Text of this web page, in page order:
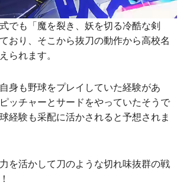
でも「魔を裂き、妖を切る冷酷な剣
おり、そこから抜刀の動作から高校名
られます。
身も野球をプレイしていた経験があ
ッチャーとサードをやっていたそうで
経験も采配に活かされると予想されま
を活かして刀のような切れ味抜群の戦